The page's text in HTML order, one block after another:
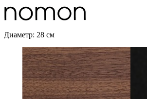
Диаметр: 28 см